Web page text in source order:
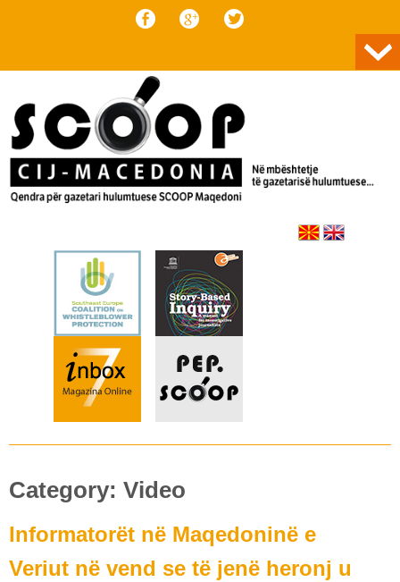
Category: Video
Informatorët në Maqedoninë e
Veriut në vend se të jenë heronj u